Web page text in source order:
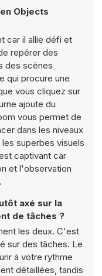
Objects
car il allie défi et
repérer des
des scènes
qui procure une
vous cliquez sur
ajoute du
vous permet de
dans les niveaux
superbes visuels
captivant car
et l'observation
axé sur la
de tâches ?
les deux. C'est
sur des tâches. Le
à votre rythme
détaillées, tandis